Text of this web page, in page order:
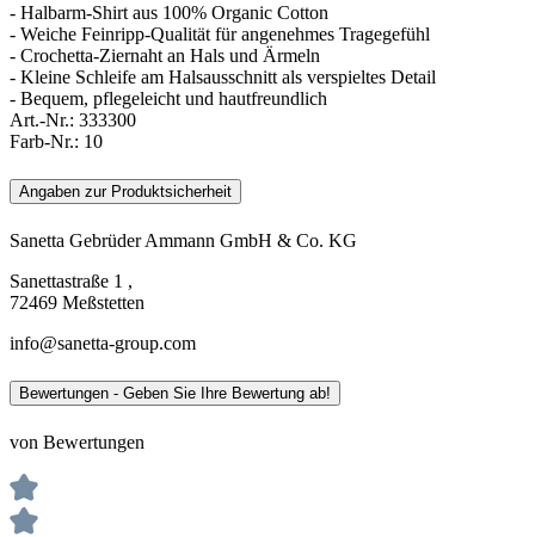
- Halbarm-Shirt aus 100% Organic Cotton
- Weiche Feinripp-Qualität für angenehmes Tragegefühl
- Crochetta-Ziernaht an Hals und Ärmeln
- Kleine Schleife am Halsausschnitt als verspieltes Detail
- Bequem, pflegeleicht und hautfreundlich
Art.-Nr.: 333300
Farb-Nr.: 10
Angaben zur Produktsicherheit
Sanetta Gebrüder Ammann GmbH & Co. KG
Sanettastraße 1 ,
72469 Meßstetten
info@sanetta-group.com
Bewertungen - Geben Sie Ihre Bewertung ab!
von Bewertungen